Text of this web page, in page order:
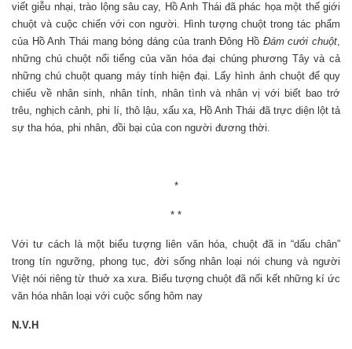
viết giễu nhại, trào lộng sâu cay, Hồ Anh Thái đã phác họa một thế giới
chuột và cuộc chiến với con người. Hình tượng chuột trong tác phẩm
của Hồ Anh Thái mang bóng dáng của tranh Đông Hồ Đám cưới chuột,
những chú chuột nổi tiếng của văn hóa đại chúng phương Tây và cả
những chú chuột quang máy tính hiện đại. Lấy hình ảnh chuột để quy
chiếu về nhân sinh, nhân tính, nhân tình và nhân vị với biết bao trớ
trêu, nghịch cảnh, phi lí, thô lậu, xấu xa, Hồ Anh Thái đã trực diện lột tả
sự tha hóa, phi nhân, đồi bại của con người đương thời.
*
* *
Với tư cách là một biểu tượng liên văn hóa, chuột đã in “dấu chân”
trong tín ngưỡng, phong tục, đời sống nhân loại nói chung và người
Việt nói riêng từ thuở xa xưa. Biểu tượng chuột đã nối kết những kí ức
văn hóa nhân loại với cuộc sống hôm nay
N.V.H